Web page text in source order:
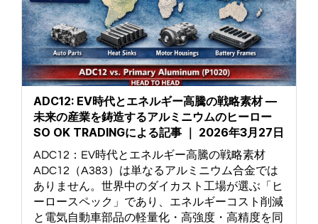
ADC12: EV時代とエネルギー高騰の戦略素材 —
未来の産業を鋳造するアルミニウムのヒーロー
SO OK TRADINGによる記事 ｜ 2026年3月27日
ADC12：EV時代とエネルギー高騰の戦略素材
ADC12（A383）は単なるアルミニウム合金では
ありません。世界中のダイカスト工場が選ぶ「ヒ
ーロースペック」であり、エネルギーコスト削減
と電気自動車部品の軽量化・高強度・高精度を同